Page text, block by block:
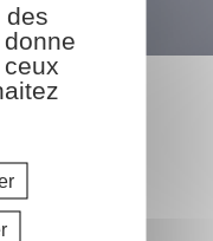
des